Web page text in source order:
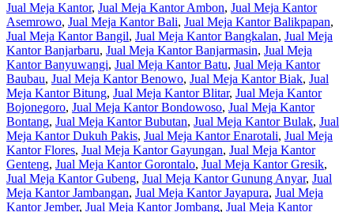
Jual Meja Kantor, Jual Meja Kantor Ambon, Jual Meja Kantor
Asemrowo, Jual Meja Kantor Bali, Jual Meja Kantor Balikpapan,
Jual Meja Kantor Bangil, Jual Meja Kantor Bangkalan, Jual Meja
Kantor Banjarbaru, Jual Meja Kantor Banjarmasin, Jual Meja
Kantor Banyuwangi, Jual Meja Kantor Batu, Jual Meja Kantor
Baubau, Jual Meja Kantor Benowo, Jual Meja Kantor Biak, Jual
Meja Kantor Bitung, Jual Meja Kantor Blitar, Jual Meja Kantor
Bojonegoro, Jual Meja Kantor Bondowoso, Jual Meja Kantor
Bontang, Jual Meja Kantor Bubutan, Jual Meja Kantor Bulak, Jual
Meja Kantor Dukuh Pakis, Jual Meja Kantor Enarotali, Jual Meja
Kantor Flores, Jual Meja Kantor Gayungan, Jual Meja Kantor
Genteng, Jual Meja Kantor Gorontalo, Jual Meja Kantor Gresik,
Jual Meja Kantor Gubeng, Jual Meja Kantor Gunung Anyar, Jual
Meja Kantor Jambangan, Jual Meja Kantor Jayapura, Jual Meja
Kantor Jember, Jual Meja Kantor Jombang, Jual Meja Kantor